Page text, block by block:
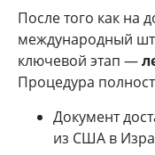
После того как на
международный
ключевой этап —
Процедура
Документ
из США в